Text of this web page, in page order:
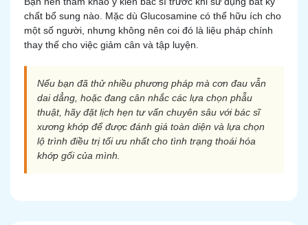
chất bổ sung nào. Mặc dù Glucosamine có thể hữu ích cho
một số người, nhưng không nên coi đó là liệu pháp chính
thay thế cho việc giảm cân và tập luyện.
Nếu bạn đã thử nhiều phương pháp mà cơn đau vẫn
dai dẳng, hoặc đang cân nhắc các lựa chọn phẫu
thuật, hãy đặt lịch hẹn tư vấn chuyên sâu với bác sĩ
xương khớp để được đánh giá toàn diện và lựa chọn
lộ trình điều trị tối ưu nhất cho tình trạng thoái hóa
khớp gối của mình.